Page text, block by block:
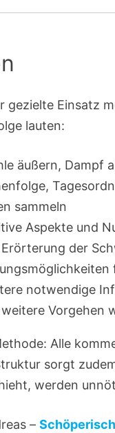
gezielte Einsatz
lauten:
äußern, Dampf
sammeln
Aspekte und
der
notwendige
Vorgehen
Alle
sorgt
werden
–